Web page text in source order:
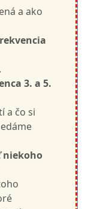
a ako
3. a 5.
a čo si
niekoho